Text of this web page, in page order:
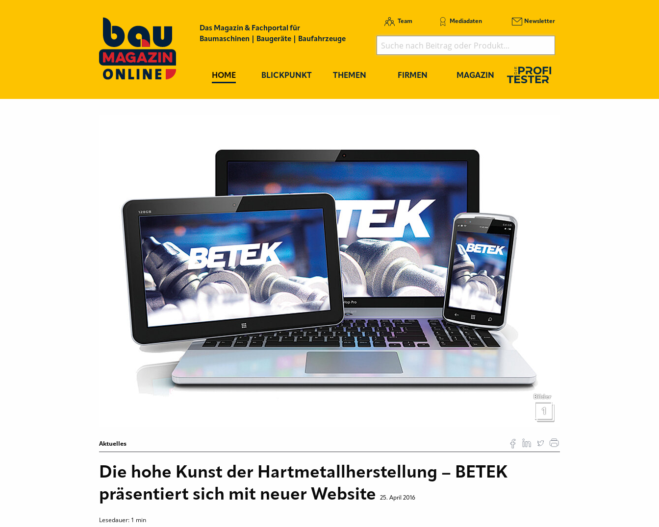
Das Magazin & Fachportal für
Baumaschinen | Baugeräte | Baufahrzeuge
Team Mediadaten Newsletter
HOME BLICKPUNKT THEMEN FIRMEN MAGAZIN
Bilder
1
Aktuelles
Die hohe Kunst der Hartmetallherstellung – BETEK
präsentiert sich mit neuer Website
25. April 2016
Lesedauer: 1 min